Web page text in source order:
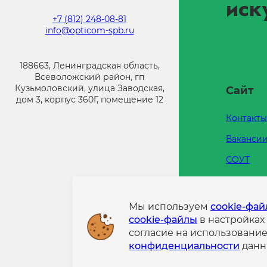
+7 (812) 248-08-81
info@opticom-spb.ru
188663, Ленинградская область,
Всеволожский район, гп
Кузьмоловский, улица Заводская,
дом 3, корпус 360Г, помещение 12
Сайт
Контакты
Вакансии
СОУТ
Мы используем cookie-
cookie-файлы в
согласие на
конфиденциальности